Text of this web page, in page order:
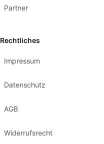
Partner
Rechtliches
Impressum
Datenschutz
AGB
Widerrufsrecht